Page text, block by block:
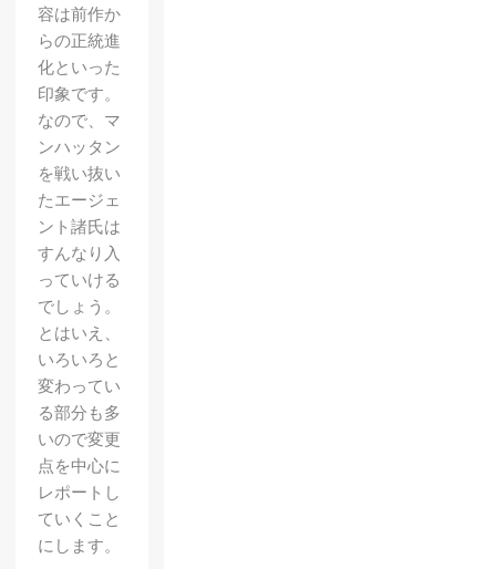
容は前作か
らの正統進
化といった
印象です。
なので、マ
ンハッタン
を戦い抜い
たエージェ
ント諸氏は
すんなり入
っていける
でしょう。
とはいえ、
いろいろと
変わってい
る部分も多
いので変更
点を中心に
レポートし
ていくこと
にします。
【モン